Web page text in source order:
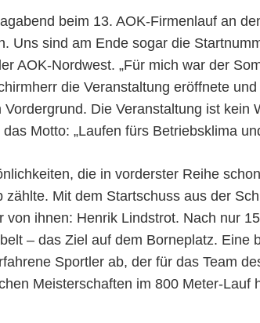
beim 13. AOK-Firmenlauf an
Uns sind am Ende sogar die
AOK-Nordwest. „Für mich war der
die Veranstaltung eröffnete
Die Veranstaltung ist kein
Motto: „Laufen fürs Betriebsklima
die in vorderster Reihe
Mit dem Startschuss aus der
ihnen: Henrik Lindstrot. Nach nur
– das Ziel auf dem Borneplatz. Eine
Sportler ab, der für das Team
Meisterschaften im 800 Meter-Lauf